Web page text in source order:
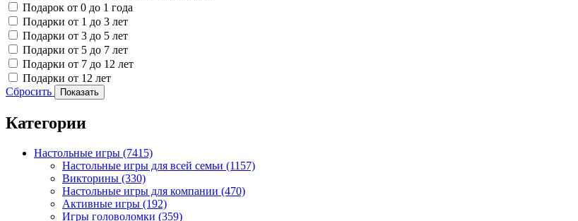
Подарок от 0 до 1 года
Подарки от 1 до 3 лет
Подарки от 3 до 5 лет
Подарки от 5 до 7 лет
Подарки от 7 до 12 лет
Подарки от 12 лет
Сбросить
Показать
Категории
Настольные игры (7415)
Настольные игры для всей семьи (1157)
Викторины (330)
Настольные игры для компании (470)
Активные игры (192)
Игры головоломки (359)